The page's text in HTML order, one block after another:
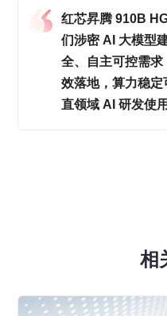
红芯昇腾 910B
们涉密 AI 大模型
全、自主可控需
效落地，算力稳
直领域 AI 研发使
相